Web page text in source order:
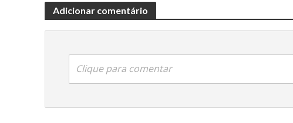
Adicionar comentário
Clique para comentar